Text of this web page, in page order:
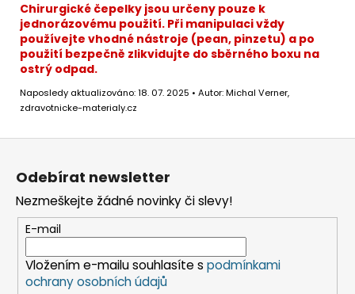
Chirurgické čepelky jsou určeny pouze k
jednorázovému použití. Při manipulaci vždy
používejte vhodné nástroje (pean, pinzetu) a po
použití bezpečně zlikvidujte do sběrného boxu na
ostrý odpad.
Naposledy aktualizováno: 18. 07. 2025 • Autor: Michal Verner,
zdravotnicke-materialy.cz
Z
Odebírat newsletter
Nezmeškejte žádné novinky či slevy!
E-mail
Vložením e-mailu souhlasíte s podmínkami
ochrany osobních údajů